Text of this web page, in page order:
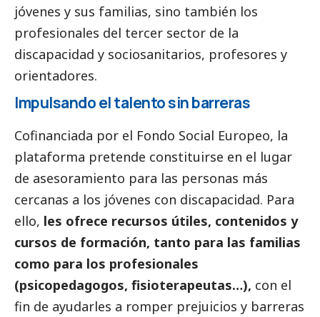
jóvenes y sus familias, sino también los
profesionales del tercer sector de la
discapacidad y sociosanitarios, profesores y
orientadores.
Impulsando el talento sin barreras
Cofinanciada por el Fondo Social Europeo, la
plataforma pretende constituirse en el lugar
de asesoramiento para las personas más
cercanas a los jóvenes con discapacidad. Para
ello, les ofrece recursos útiles, contenidos y
cursos de formación, tanto para las familias
como para los profesionales
(psicopedagogos, fisioterapeutas…), con el
fin de ayudarles a romper prejuicios y barreras